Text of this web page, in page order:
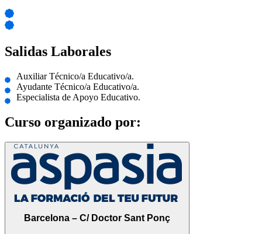
Salidas Laborales
Auxiliar Técnico/a Educativo/a.
Ayudante Técnico/a Educativo/a.
Especialista de Apoyo Educativo.
Curso organizado por:
Barcelona – C/ Doctor Sant Ponç